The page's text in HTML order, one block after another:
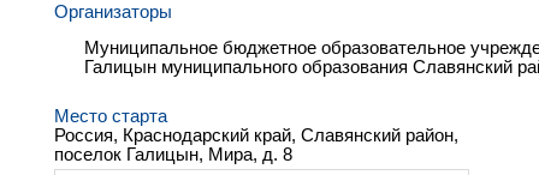
Организаторы
Муниципальное бюджетное образовательное
Галицын муниципального образования Славянский
Место старта
Россия, Краснодарский край, Славянский район,
поселок Галицын, Мира, д. 8